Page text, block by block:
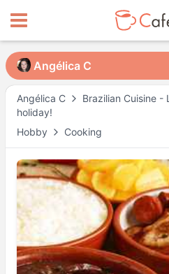
Angélica C
Brazilian Cuisine -
holiday!
Hobby
Cooking
Angélica C
Angélica C
1608
Orari disponibili
Lun 00:00 –
Lun 15:00 –
Mar 06:30 –
Mar 15:00 –
Mer 06:30 –
Mer 16:30 –